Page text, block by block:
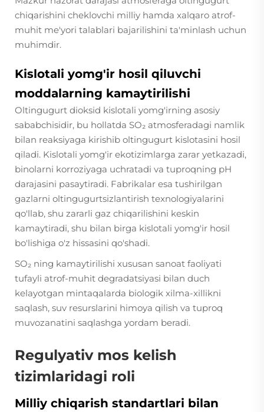
chiqarishini cheklovchi milliy hamda xalqaro atrof-
muhit me'yori talablari bajarilishini ta'minlash uchun
muhimdir.
Kislotali yomg'ir hosil qiluvchi
moddalarning kamaytirilishi
Oltingugurt dioksid kislotali yomg'irning asosiy
sababchisidir, bu hollatda SO₂ atmosferadagi namlik
bilan reaksiyaga kirishib oltingugurt kislotasini hosil
qiladi. Kislotali yomg'ir ekotizimlarga zarar yetkazadi,
binolarni korroziyaga uchratadi va tuproqning pH
darajasini pasaytiradi. Fabrikalar esa tushirilgan
gazlarni oltingugurtsizlantirish texnologiyalarini
qo'llab, shu zararli gaz chiqarilishini keskin
kamaytiradi, shu bilan birga kislotali yomg'ir hosil
bo'lishiga o'z hissasini qo'shadi.
SO₂ ning kamaytirilishi xususan sanoat faoliyati
tufayli atrof-muhit degradatsiyasi bilan duch
kelayotgan mintaqalarda biologik xilma-xillikni
saqlash, suv resurslarini himoya qilish va tuproq
muvozanatini saqlashga yordam beradi.
Regulyativ mos kelish
tizimlaridagi roli
Milliy chiqarish standartlari bilan